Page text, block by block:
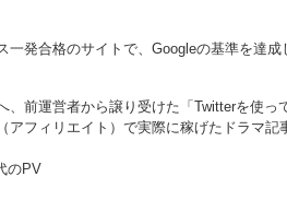
一発合格のサイトで、Googleの基準を達成
、前運営者から譲り受けた「Twitterを使
アフィリエイト）で実際に稼げたドラマ
のPV